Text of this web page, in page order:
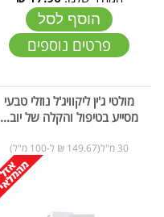
הוסף לסל
פרטים נוספים
מולטי ג'ין ליקוויג'ל נוזלי טבעי
מסייע בטיפול והקלה של יוב...
30 מ"ל(149.67 ₪ ל-100 מ"ל)